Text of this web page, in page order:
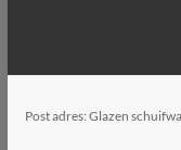
Post adres: Glazen